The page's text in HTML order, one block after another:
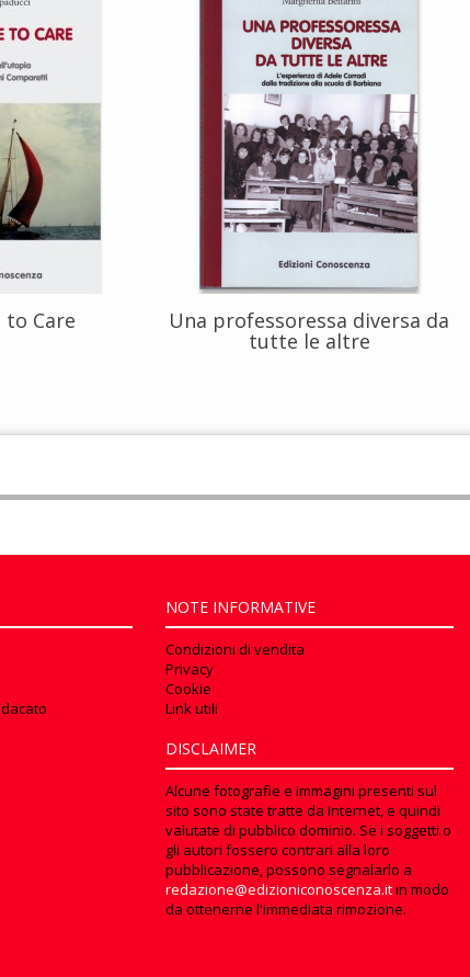
to Care Una professoressa diversa da
tutte le altre
NOTE INFORMATIVE
Condizioni di vendita
Privacy
Cookie
Link utili
DISCLAIMER
Alcune fotografie e immagini presenti sul
sito sono state tratte da Internet, e quindi
valutate di pubblico dominio. Se i soggetti o
gli autori fossero contrari alla loro
pubblicazione, possono segnalarlo a
redazione@edizioniconoscenza.itin modo
da ottenerne l'immediata rimozione.